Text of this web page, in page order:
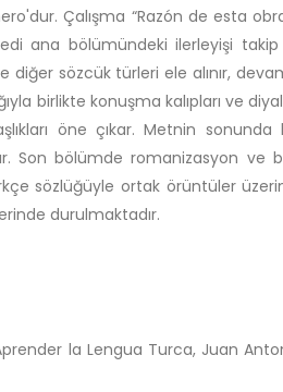
Çalışma “Razón de esta
ana bölümündeki ilerleyişi
sözcük türleri ele alınır,
birlikte konuşma kalıpları ve
öne çıkar. Metnin
Son bölümde romanizasyon ve
sözlüğüyle ortak örüntüler
durulmaktadır.
la Lengua Turca, Juan